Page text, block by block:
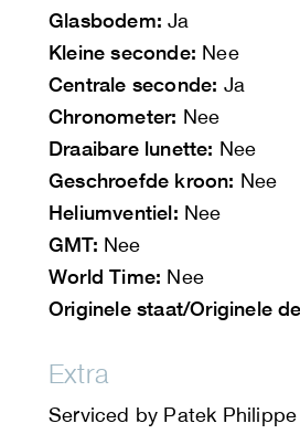
Glasbodem: Ja
Kleine seconde: Nee
Centrale seconde: Ja
Chronometer: Nee
Draaibare lunette: Nee
Geschroefde kroon: Nee
Heliumventiel: Nee
GMT: Nee
World Time: Nee
Originele staat/Originele
Extra
Serviced by Patek